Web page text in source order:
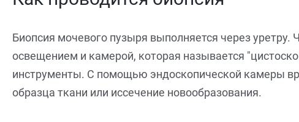
Биопсия мочевого пузыря выполняется через
освещением и камерой, которая называется
инструменты. С помощью эндоскопической камеры
образца ткани или иссечение новообразования.